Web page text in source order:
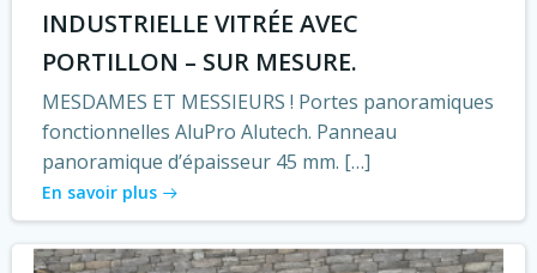
INDUSTRIELLE VITRÉE AVEC
PORTILLON – SUR MESURE.
MESDAMES ET MESSIEURS ! Portes panoramiques
fonctionnelles AluPro Alutech. Panneau
panoramique d’épaisseur 45 mm. […]
En savoir plus